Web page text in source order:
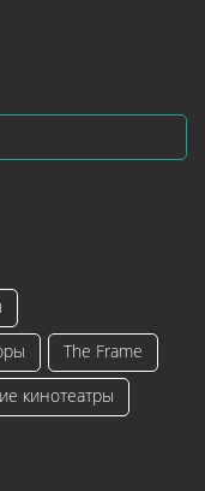
The Frame
кинотеатры